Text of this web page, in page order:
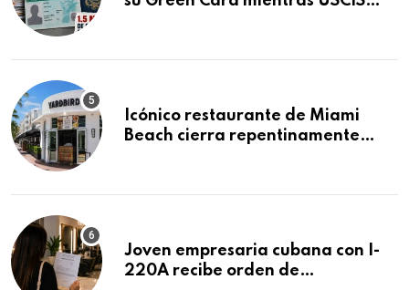
Icónico restaurante de Miami
Beach cierra repentinamente
Joven empresaria cubana con I-
220A recibe orden de